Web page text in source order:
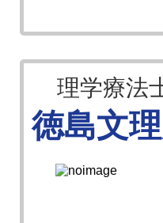
理学療法
徳島文